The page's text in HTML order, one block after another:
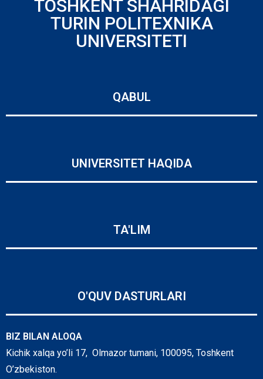
TOSHKENT SHAHRIDAGI
TURIN POLITEXNIKA
UNIVERSITETI
QABUL
UNIVERSITET HAQIDA
TA'LIM
O'QUV DASTURLARI
BIZ BILAN ALOQA
Kichik xalqa yo’li 17, Olmazor tumani, 100095, Toshkent
O’zbekiston.